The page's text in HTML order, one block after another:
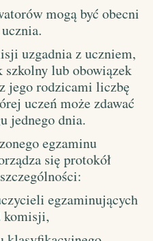
mogą być obecni
uzgadnia z uczniem,
szkolny lub obowiązek
jego rodzicami liczbę
uczeń może zdawać
jednego dnia.
egzaminu
się protokół
egzaminujących
komisji,